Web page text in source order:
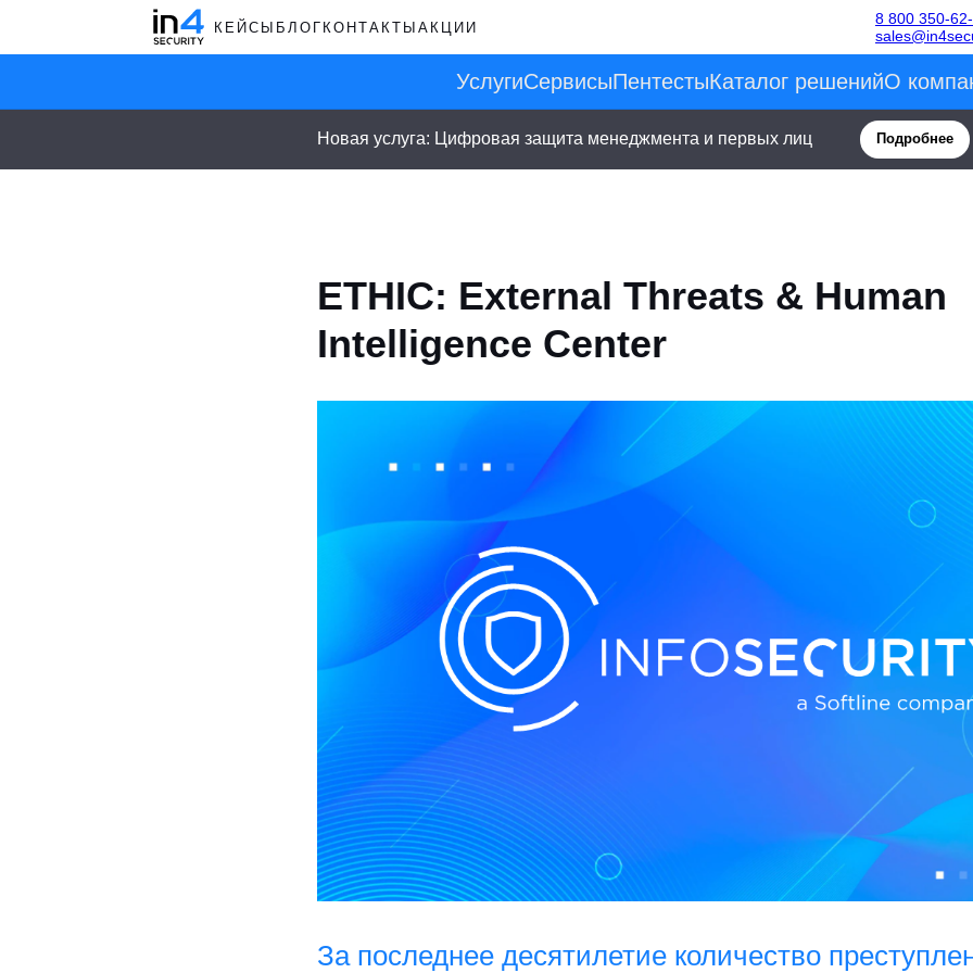
КЕЙСЫ БЛОГ КОНТАКТЫ АКЦИИ
8 800 350-
УслугиСервисыПентестыКаталог решенийО
Новая услуга: Цифровая защита менеджмента и первых лиц Подробнее
ETHIC: External Threats & Human
Intelligence Center
За последнее десятилетие количество